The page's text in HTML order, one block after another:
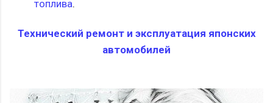
топлива.
Технический ремонт и эксплуатация японских
автомобилей